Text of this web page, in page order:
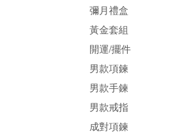
彌月禮盒
黃金套組
開運/擺件
男款項鍊
男款手鍊
男款戒指
成對項鍊